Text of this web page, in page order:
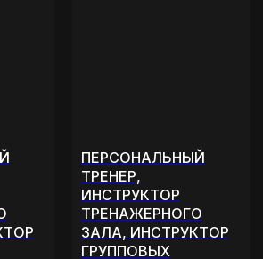
ПЕРСОНАЛЬНЫЙ
ТРЕНЕР,
ИНСТРУКТОР
ТРЕНАЖЕРНОГО
ЗАЛА, ИНСТРУКТОР
ГРУППОВЫХ